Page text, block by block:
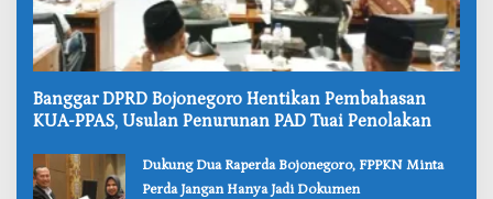
‎Banggar DPRD Bojonegoro Hentikan Pembahasan
KUA-PPAS, Usulan Penurunan PAD Tuai Penolakan
‎Dukung Dua Raperda Bojonegoro, FPPKN Minta
Perda Jangan Hanya Jadi Dokumen